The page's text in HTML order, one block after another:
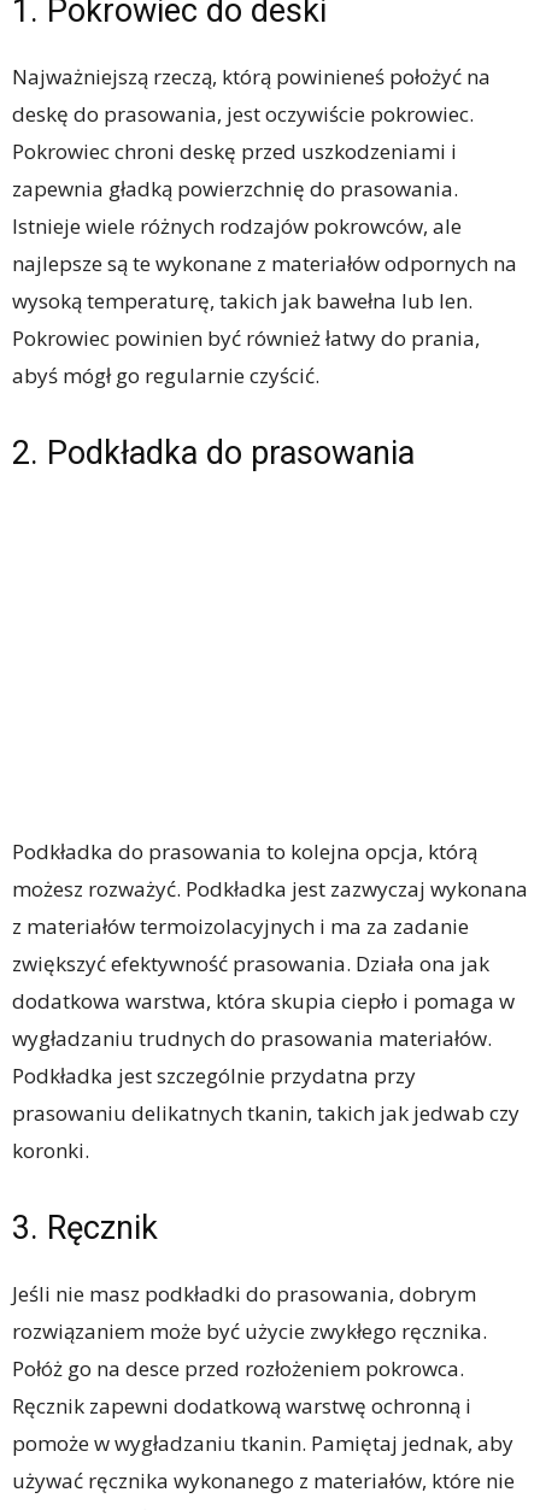
1. Pokrowiec do deski
Najważniejszą rzeczą, którą powinieneś położyć na
deskę do prasowania, jest oczywiście pokrowiec.
Pokrowiec chroni deskę przed uszkodzeniami i
zapewnia gładką powierzchnię do prasowania.
Istnieje wiele różnych rodzajów pokrowców, ale
najlepsze są te wykonane z materiałów odpornych na
wysoką temperaturę, takich jak bawełna lub len.
Pokrowiec powinien być również łatwy do prania,
abyś mógł go regularnie czyścić.
2. Podkładka do prasowania
Podkładka do prasowania to kolejna opcja, którą
możesz rozważyć. Podkładka jest zazwyczaj wykonana
z materiałów termoizolacyjnych i ma za zadanie
zwiększyć efektywność prasowania. Działa ona jak
dodatkowa warstwa, która skupia ciepło i pomaga w
wygładzaniu trudnych do prasowania materiałów.
Podkładka jest szczególnie przydatna przy
prasowaniu delikatnych tkanin, takich jak jedwab czy
koronki.
3. Ręcznik
Jeśli nie masz podkładki do prasowania, dobrym
rozwiązaniem może być użycie zwykłego ręcznika.
Połóż go na desce przed rozłożeniem pokrowca.
Ręcznik zapewni dodatkową warstwę ochronną i
pomoże w wygładzaniu tkanin. Pamiętaj jednak, aby
używać ręcznika wykonanego z materiałów, które nie